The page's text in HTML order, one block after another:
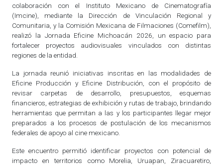
colaboración con el Instituto Mexicano de Cinematografía
(Imcine), mediante la Dirección de Vinculación Regional y
Comunitaria, y la Comisión Mexicana de Filmaciones (Comefilm),
realizó la Jornada Eficine Michoacán 2026, un espacio para
fortalecer proyectos audiovisuales vinculados con distintas
regiones de la entidad.
La jornada reunió iniciativas inscritas en las modalidades de
Eficine Producción y Eficine Distribución, con el propósito de
revisar carpetas de desarrollo, presupuestos, esquemas
financieros, estrategias de exhibición y rutas de trabajo, brindando
herramientas que permitan a las y los participantes llegar mejor
preparados a los procesos de postulación de los mecanismos
federales de apoyo al cine mexicano.
Este encuentro permitió identificar proyectos con potencial de
impacto en territorios como Morelia, Uruapan, Ziracuaretiro,